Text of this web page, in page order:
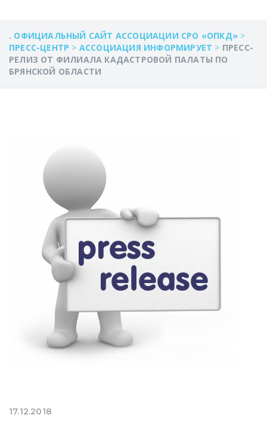
. ОФИЦИАЛЬНЫЙ САЙТ АССОЦИАЦИИ СРО «ОПКД» >
ПРЕСС-ЦЕНТР > АССОЦИАЦИЯ ИНФОРМИРУЕТ > ПРЕСС-
РЕЛИЗ ОТ ФИЛИАЛА КАДАСТРОВОЙ ПАЛАТЫ ПО
БРЯНСКОЙ ОБЛАСТИ
17.12.2018